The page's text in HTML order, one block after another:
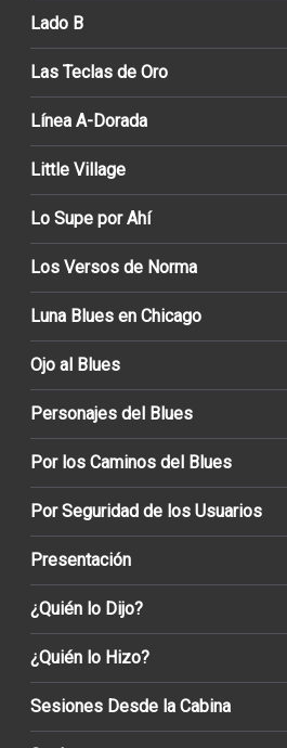
Lado B
Las Teclas de Oro
Línea A-Dorada
Little Village
Lo Supe por Ahí
Los Versos de Norma
Luna Blues en Chicago
Ojo al Blues
Personajes del Blues
Por los Caminos del Blues
Por Seguridad de los Usuarios
Presentación
¿Quién lo Dijo?
¿Quién lo Hizo?
Sesiones Desde la Cabina